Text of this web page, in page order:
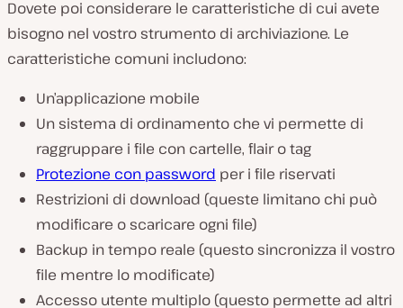
Dovete poi considerare le caratteristiche di cui avete
bisogno nel vostro strumento di archiviazione. Le
caratteristiche comuni includono:
Un’applicazione mobile
Un sistema di ordinamento che vi permette di
raggruppare i file con cartelle, flair o tag
Protezione con password per i file riservati
Restrizioni di download (queste limitano chi può
modificare o scaricare ogni file)
Backup in tempo reale (questo sincronizza il vostro
file mentre lo modificate)
Accesso utente multiplo (questo permette ad altri